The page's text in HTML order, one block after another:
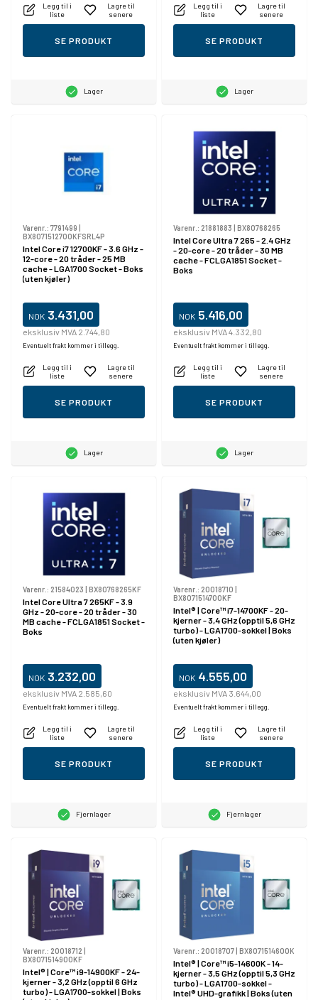
Legg til i
liste
Lagre til
senere
SE PRODUKT
Lager
Legg til i
liste
Lagre til
senere
SE PRODUKT
Lager
Varenr.: 7791499
BX8071512700KFSRL4P
Intel Core i7 12700KF - 3.6 GHz -
12-core - 20 tråder - 25 MB
cache - LGA1700 Socket - Boks
(uten kjøler)
NOK 3.431,00
eksklusiv MVA 2.744,80
Eventuelt frakt kommer i tillegg.
Legg til i
liste
Lagre til
senere
SE PRODUKT
Lager
Varenr.: 21881883 BX80768265
Intel Core Ultra 7 265 - 2.4 GHz
- 20-core - 20 tråder - 30 MB
cache - FCLGA1851 Socket -
Boks
NOK 5.416,00
eksklusiv MVA 4.332,80
Eventuelt frakt kommer i tillegg.
Legg til i
liste
Lagre til
senere
SE PRODUKT
Lager
Varenr.: 21584023 BX80768265KF
Intel Core Ultra 7 265KF - 3.9
GHz - 20-core - 20 tråder - 30
MB cache - FCLGA1851 Socket -
Boks
NOK 3.232,00
eksklusiv MVA 2.585,60
Eventuelt frakt kommer i tillegg.
Legg til i
liste
Lagre til
senere
SE PRODUKT
Fjernlager
Varenr.: 20018710
BX8071514700KF
Intel® | Core™ i7-14700KF - 20-
kjerner - 3,4 GHz (opptil 5,6 GHz
turbo) - LGA1700-sokkel | Boks
(uten kjøler)
NOK 4.555,00
eksklusiv MVA 3.644,00
Eventuelt frakt kommer i tillegg.
Legg til i
liste
Lagre til
senere
SE PRODUKT
Fjernlager
Varenr.: 20018712 |
BX8071514900KF
Intel® | Core™ i9-14900KF - 24-
kjerner - 3,2 GHz (opptil 6 GHz
turbo) - LGA1700-sokkel | Boks
Varenr.: 20018707| BX8071514600K
Intel® | Core™ i5-14600K - 14-
kjerner - 3,5 GHz (opptil 5,3 GHz
turbo) - LGA1700-sokkel -
Intel® UHD-grafikk | Boks (uten